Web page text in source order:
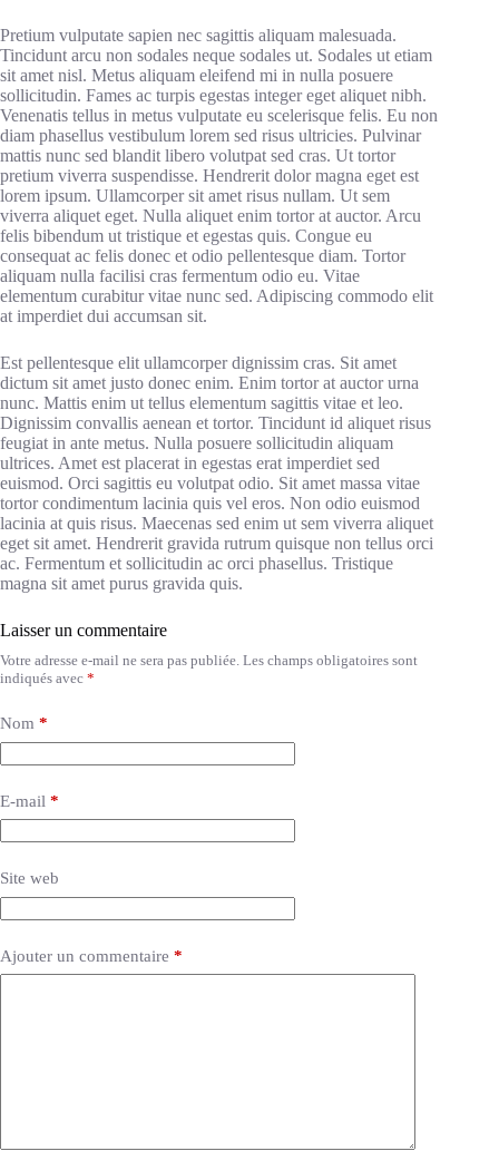
Pretium vulputate sapien nec sagittis aliquam malesuada.
Tincidunt arcu non sodales neque sodales ut. Sodales ut etiam
sit amet nisl. Metus aliquam eleifend mi in nulla posuere
sollicitudin. Fames ac turpis egestas integer eget aliquet nibh.
Venenatis tellus in metus vulputate eu scelerisque felis. Eu non
diam phasellus vestibulum lorem sed risus ultricies. Pulvinar
mattis nunc sed blandit libero volutpat sed cras. Ut tortor
pretium viverra suspendisse. Hendrerit dolor magna eget est
lorem ipsum. Ullamcorper sit amet risus nullam. Ut sem
viverra aliquet eget. Nulla aliquet enim tortor at auctor. Arcu
felis bibendum ut tristique et egestas quis. Congue eu
consequat ac felis donec et odio pellentesque diam. Tortor
aliquam nulla facilisi cras fermentum odio eu. Vitae
elementum curabitur vitae nunc sed. Adipiscing commodo elit
at imperdiet dui accumsan sit.
Est pellentesque elit ullamcorper dignissim cras. Sit amet
dictum sit amet justo donec enim. Enim tortor at auctor urna
nunc. Mattis enim ut tellus elementum sagittis vitae et leo.
Dignissim convallis aenean et tortor. Tincidunt id aliquet risus
feugiat in ante metus. Nulla posuere sollicitudin aliquam
ultrices. Amet est placerat in egestas erat imperdiet sed
euismod. Orci sagittis eu volutpat odio. Sit amet massa vitae
tortor condimentum lacinia quis vel eros. Non odio euismod
lacinia at quis risus. Maecenas sed enim ut sem viverra aliquet
eget sit amet. Hendrerit gravida rutrum quisque non tellus orci
ac. Fermentum et sollicitudin ac orci phasellus. Tristique
magna sit amet purus gravida quis.
Laisser un commentaire
Votre adresse e-mail ne sera pas publiée. Les champs obligatoires sont
indiqués avec *
Nom *
E-mail *
Site web
Ajouter un commentaire *